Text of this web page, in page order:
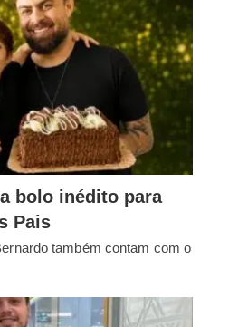
bolo inédito para
Pais
também contam com o